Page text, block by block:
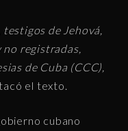
de Jehová,
registradas,
de Cuba (CCC),
el texto.
cubano